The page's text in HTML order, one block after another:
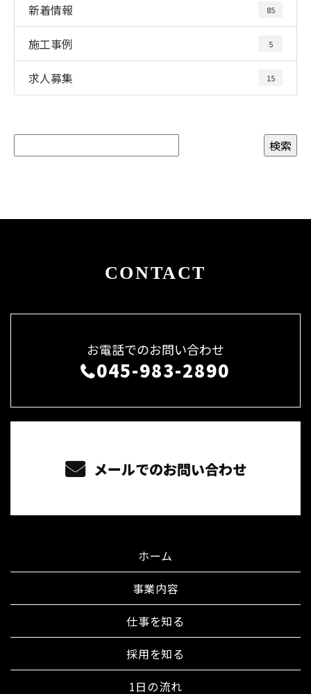
新着情報 85
施工事例 5
求人募集 15
CONTACT
お電話でのお問い合わせ
045-983-2890
メールでのお問い合わせ
ホーム
事業内容
仕事を知る
採用を知る
1日の流れ